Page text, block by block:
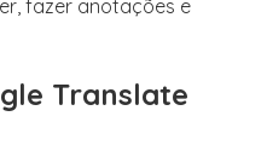
fazer anotações e
Translate